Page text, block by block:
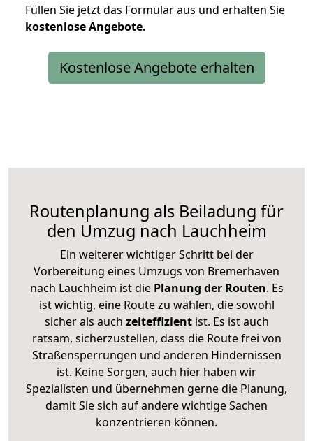
Füllen Sie jetzt das Formular aus und erhalten Sie
kostenloseAngebote.
Kostenlose Angebote erhalten
Routenplanung als Beiladung für
den Umzug nach Lauchheim
Ein weiterer wichtiger Schritt bei der
Vorbereitung eines Umzugs von Bremerhaven
nach Lauchheim ist diePlanung der Routen. Es
ist wichtig, eine Route zu wählen, die sowohl
sicher als auch zeiteffizientist. Es ist auch
ratsam, sicherzustellen, dass die Route frei von
Straßensperrungen und anderen Hindernissen
ist. Keine Sorgen, auch hier haben wir
Spezialisten und übernehmen gerne die Planung,
damit Sie sich auf andere wichtige Sachen
konzentrieren können.